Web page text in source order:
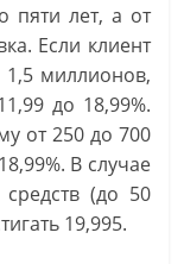
пяти лет, а от
Если клиент
1,5 миллионов,
до 18,99%.
от 250 до 700
В случае
(до 50
19,995.